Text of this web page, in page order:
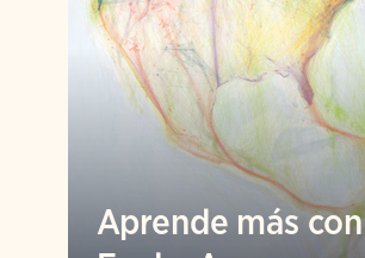
Aprende más con